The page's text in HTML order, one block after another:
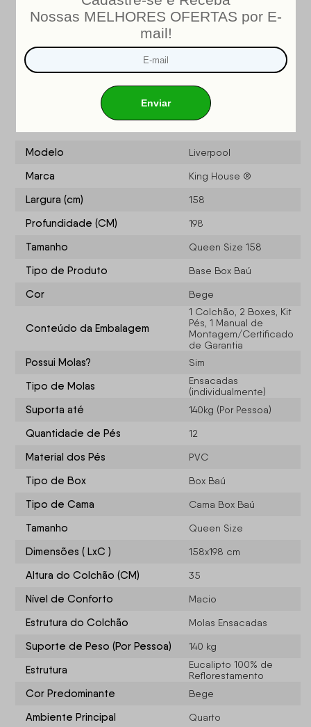
Nosso produto é certificado peloINMETRO!
CERTIFICADO DE CONFORMIDADE NÚMERO: 07424-001-
02/2019
OCP: 003
Especificações do produto
Modelo Liverpool
Marca King House ®
Largura (cm) 158
Profundidade (CM) 198
Tamanho Queen Size 158
Tipo de Produto Base Box Baú
Cor Bege
Conteúdo da Embalagem
1 Colchão, 2 Boxes, Kit
Pés, 1 Manual de
Montagem/Certificado
de Garantia
Possui Molas? Sim
Tipo de Molas
Ensacadas
(individualmente)
Suporta até 140kg (Por Pessoa)
Quantidade de Pés 12
Material dos Pés PVC
Tipo de Box Box Baú
Tipo de Cama Cama Box Baú
Tamanho Queen Size
Dimensões ( LxC ) 158x198 cm
Altura do Colchão (CM) 35
Nível de Conforto Macio
Estrutura do Colchão Molas Ensacadas
Suporte de Peso (Por Pessoa) 140 kg
Estrutura
Eucalipto 100% de
Reflorestamento
Cor Predominante Bege
Ambiente Principal Quarto